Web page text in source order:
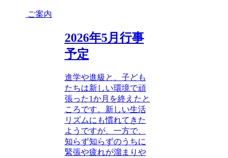
ご案内
2026年5月行事
予定
進学や進級と、子ども
たちは新しい環境で頑
張った1か月を終えたと
ころです。新しい生活
リズムにも慣れてきた
ようですが、一方で、
知らず知らずのうちに
緊張や疲れが溜まりや